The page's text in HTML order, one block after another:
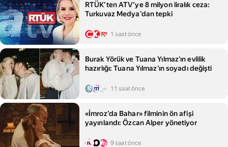
RTÜK’ten ATV’ye 8 milyon liralık ceza:
Turkuvaz Medya’dan tepki
1 saat önce
Burak Yörük ve Tuana Yılmaz'ın evlilik
hazırlığı: Tuana Yılmaz'ın soyadı değişti
11 saat önce
«İmroz’da Bahar» filminin ön afişi
yayınlandı: Özcan Alper yönetiyor
9 saat önce